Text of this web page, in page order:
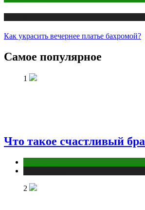
Как украсить вечернее платье бахромой?
Самое популярное
1
Что такое счастливый
2